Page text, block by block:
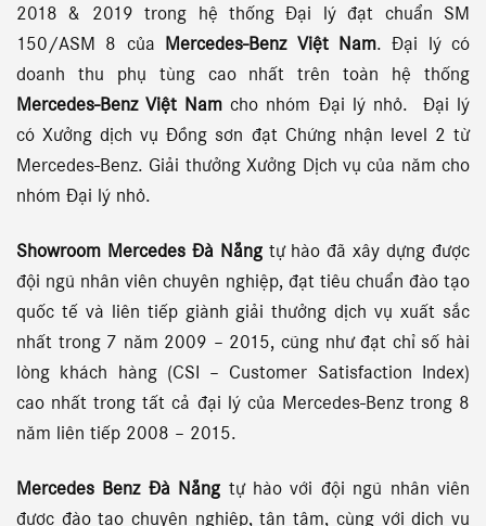
2018 & 2019 trong hệ thống Đại lý đạt chuẩn SM
150/ASM 8 của
Mercedes-Benz Việt Nam. Đại lý có
doanh thu phụ tùng cao nhất trên toàn hệ thống
Mercedes-Benz Việt Nam cho nhóm Đại lý nhỏ. Đại lý
có Xưởng dịch vụ Đồng sơn đạt Chứng nhận level 2 từ
Mercedes-Benz. Giải thưởng Xưởng Dịch vụ của năm cho
nhóm Đại lý nhỏ.
Showroom Mercedes Đà Nẵng tự hào đã xây dựng được
đội ngũ nhân viên chuyên nghiệp, đạt tiêu chuẩn đào tạo
quốc tế và liên tiếp giành giải thưởng dịch vụ xuất sắc
nhất trong 7 năm 2009 – 2015, cũng như đạt chỉ số hài
lòng khách hàng (CSI – Customer Satisfaction Index)
cao nhất trong tất cả đại lý của Mercedes-Benz trong 8
năm liên tiếp 2008 – 2015.
Mercedes Benz Đà Nẵng tự hào với đội ngũ nhân viên
được đào tạo chuyên nghiệp, tận tâm, cùng với dịch vụ